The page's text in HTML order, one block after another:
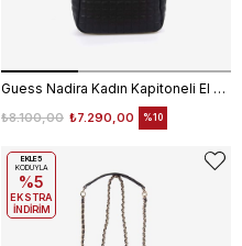
Guess Nadira Kadın Kapitoneli El Çantası HWQG8424010
₺7.290,00
₺8.100,00 %10
EKLE5
KODUYLA
%5
EKSTRA
İNDİRİM